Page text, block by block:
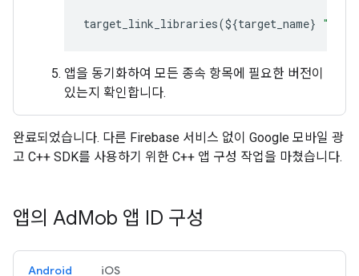
target_link_libraries(${target_name}
앱을 동기화하여 모든 종속 항목에 필요한 버전이
있는지 확인합니다.
완료되었습니다. 다른 Firebase 서비스 없이 Google 모바일 광
고 C++ SDK를 사용하기 위한 C++ 앱 구성 작업을 마쳤습니다.
앱의 AdMob 앱 ID 구성
Android iOS